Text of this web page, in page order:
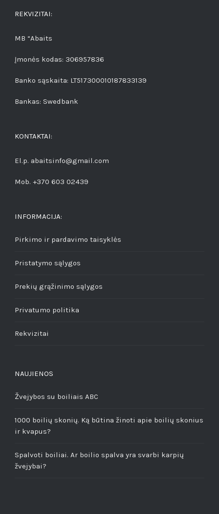
REKVIZITAI:
MB “Abaits
Įmonės kodas: 306957836
Banko sąskaita: LT517300010187833139
Bankas: Swedbank
KONTAKTAI:
El.p. abaitsinfo@gmail.com
Mob. +370 603 02439
INFORMACIJA:
Pirkimo ir pardavimo taisyklės
Pristatymo sąlygos
Prekių grąžinimo sąlygos
Privatumo politika
Rekvizitai
NAUJIENOS
Žvejybos su boiliais ABC
1000 boilių skonių. Ką būtina žinoti apie boilių skonius
ir kvapus?
Spalvoti boiliai. Ar boilio spalva yra svarbi karpių
žvejybai?